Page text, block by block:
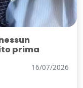
prima
16/07/2026